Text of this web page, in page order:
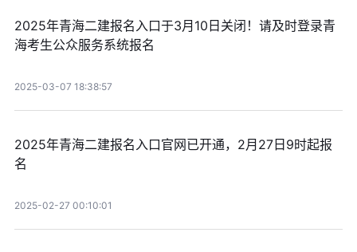
2025年青海二建报名入口于3月10日关闭！请及时登录青
海考生公众服务系统报名
2025-03-07 18:38:57
2025年青海二建报名入口官网已开通，2月27日9时起报
名
2025-02-27 00:10:01